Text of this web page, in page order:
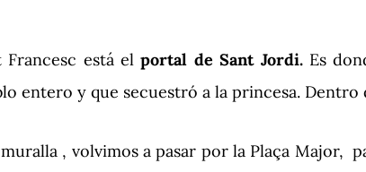
Francesc está elportal de Sant Jordi.Es
entero y que secuestró a la princesa.
, volvimos a pasar por la Plaça Major,